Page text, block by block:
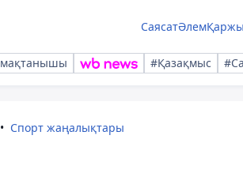
СаясатӘлемҚаржы
мақтанышы #Қазақмыс
Спорт жаңалықтары